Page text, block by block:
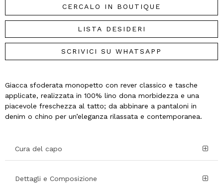
CERCALO IN BOUTIQUE
LISTA DESIDERI
SCRIVICI SU WHATSAPP
Giacca sfoderata monopetto con rever classico e tasche
applicate, realizzata in 100% lino dona morbidezza e una
piacevole freschezza al tatto; da abbinare a pantaloni in
denim o chino per un’eleganza rilassata e contemporanea.
Cura del capo
Dettagli e Composizione